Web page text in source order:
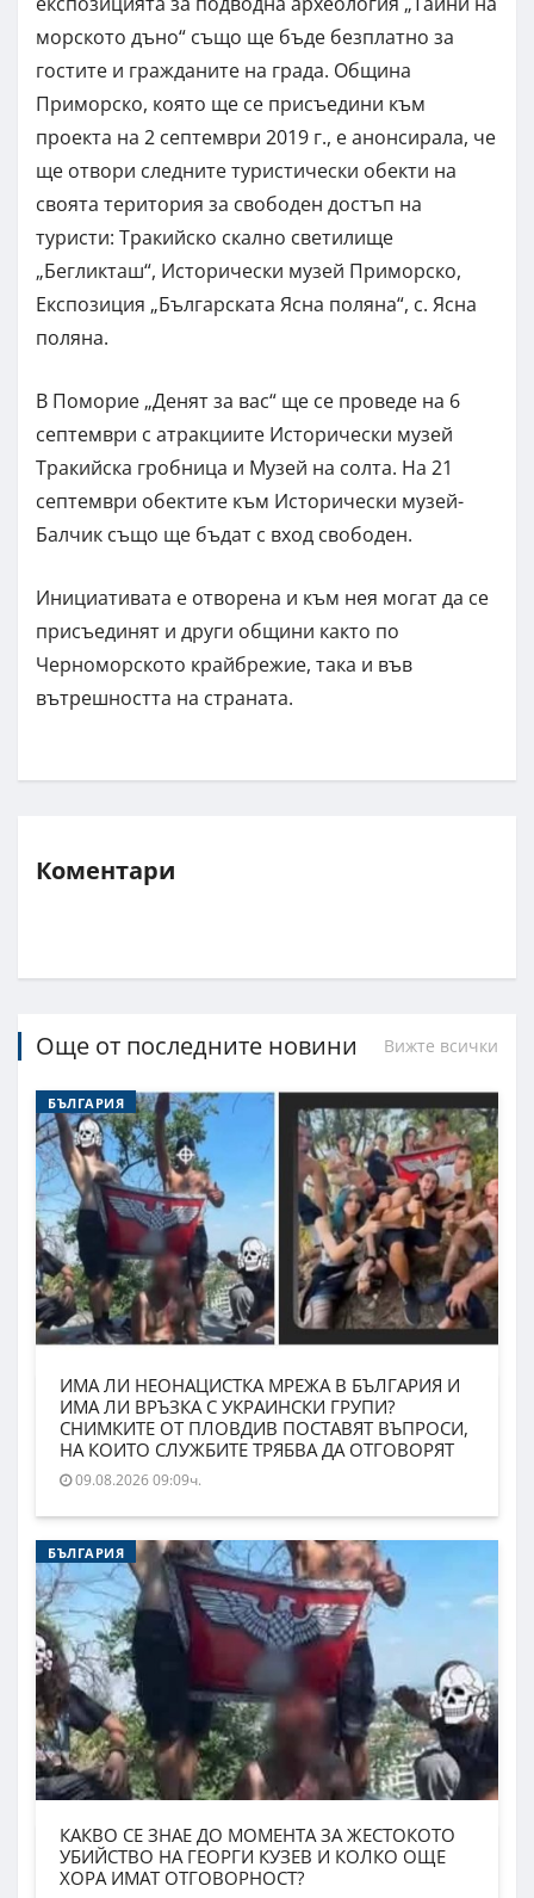
морското дъно“ също ще бъде безплатно за
гостите и гражданите на града. Община
Приморско, която ще се присъедини към
проекта на 2 септември 2019 г., е анонсирала, че
ще отвори следните туристически обекти на
своята територия за свободен достъп на
туристи: Тракийско скално светилище
„Бегликташ“, Исторически музей Приморско,
Експозиция „Българската Ясна поляна“, с. Ясна
поляна.
В Поморие „Денят за вас“ ще се проведе на 6
септември с атракциите Исторически музей
Тракийска гробница и Музей на солта. На 21
септември обектите към Исторически музей-
Балчик също ще бъдат с вход свободен.
Инициативата е отворена и към нея могат да се
присъединят и други общини както по
Черноморското крайбрежие, така и във
вътрешността на страната.
Коментари
Още от последните новини Вижте всички
БЪЛГАРИЯ
ИМА ЛИ НЕОНАЦИСТКА МРЕЖА В БЪЛГАРИЯ И
ИМА ЛИ ВРЪЗКА С УКРАИНСКИ ГРУПИ?
СНИМКИТЕ ОТ ПЛОВДИВ ПОСТАВЯТ ВЪПРОСИ,
НА КОИТО СЛУЖБИТЕ ТРЯБВА ДА ОТГОВОРЯТ
09.08.2026 09:09ч.
БЪЛГАРИЯ
КАКВО СЕ ЗНАЕ ДО МОМЕНТА ЗА ЖЕСТОКОТО
УБИЙСТВО НА ГЕОРГИ КУЗЕВ И КОЛКО ОЩЕ
ХОРА ИМАТ ОТГОВОРНОСТ?